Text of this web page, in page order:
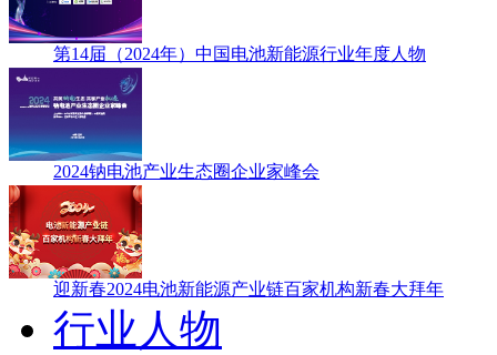
第14届（2024年）中国电池新能源行业年度人物
2024钠电池产业生态圈企业家峰会
迎新春2024电池新能源产业链百家机构新春大拜年
行业人物